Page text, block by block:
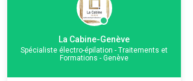
Certification
Formation
La Cabine-Genève
Spécialiste électro-épilation - Traitements et
Formations - Genève